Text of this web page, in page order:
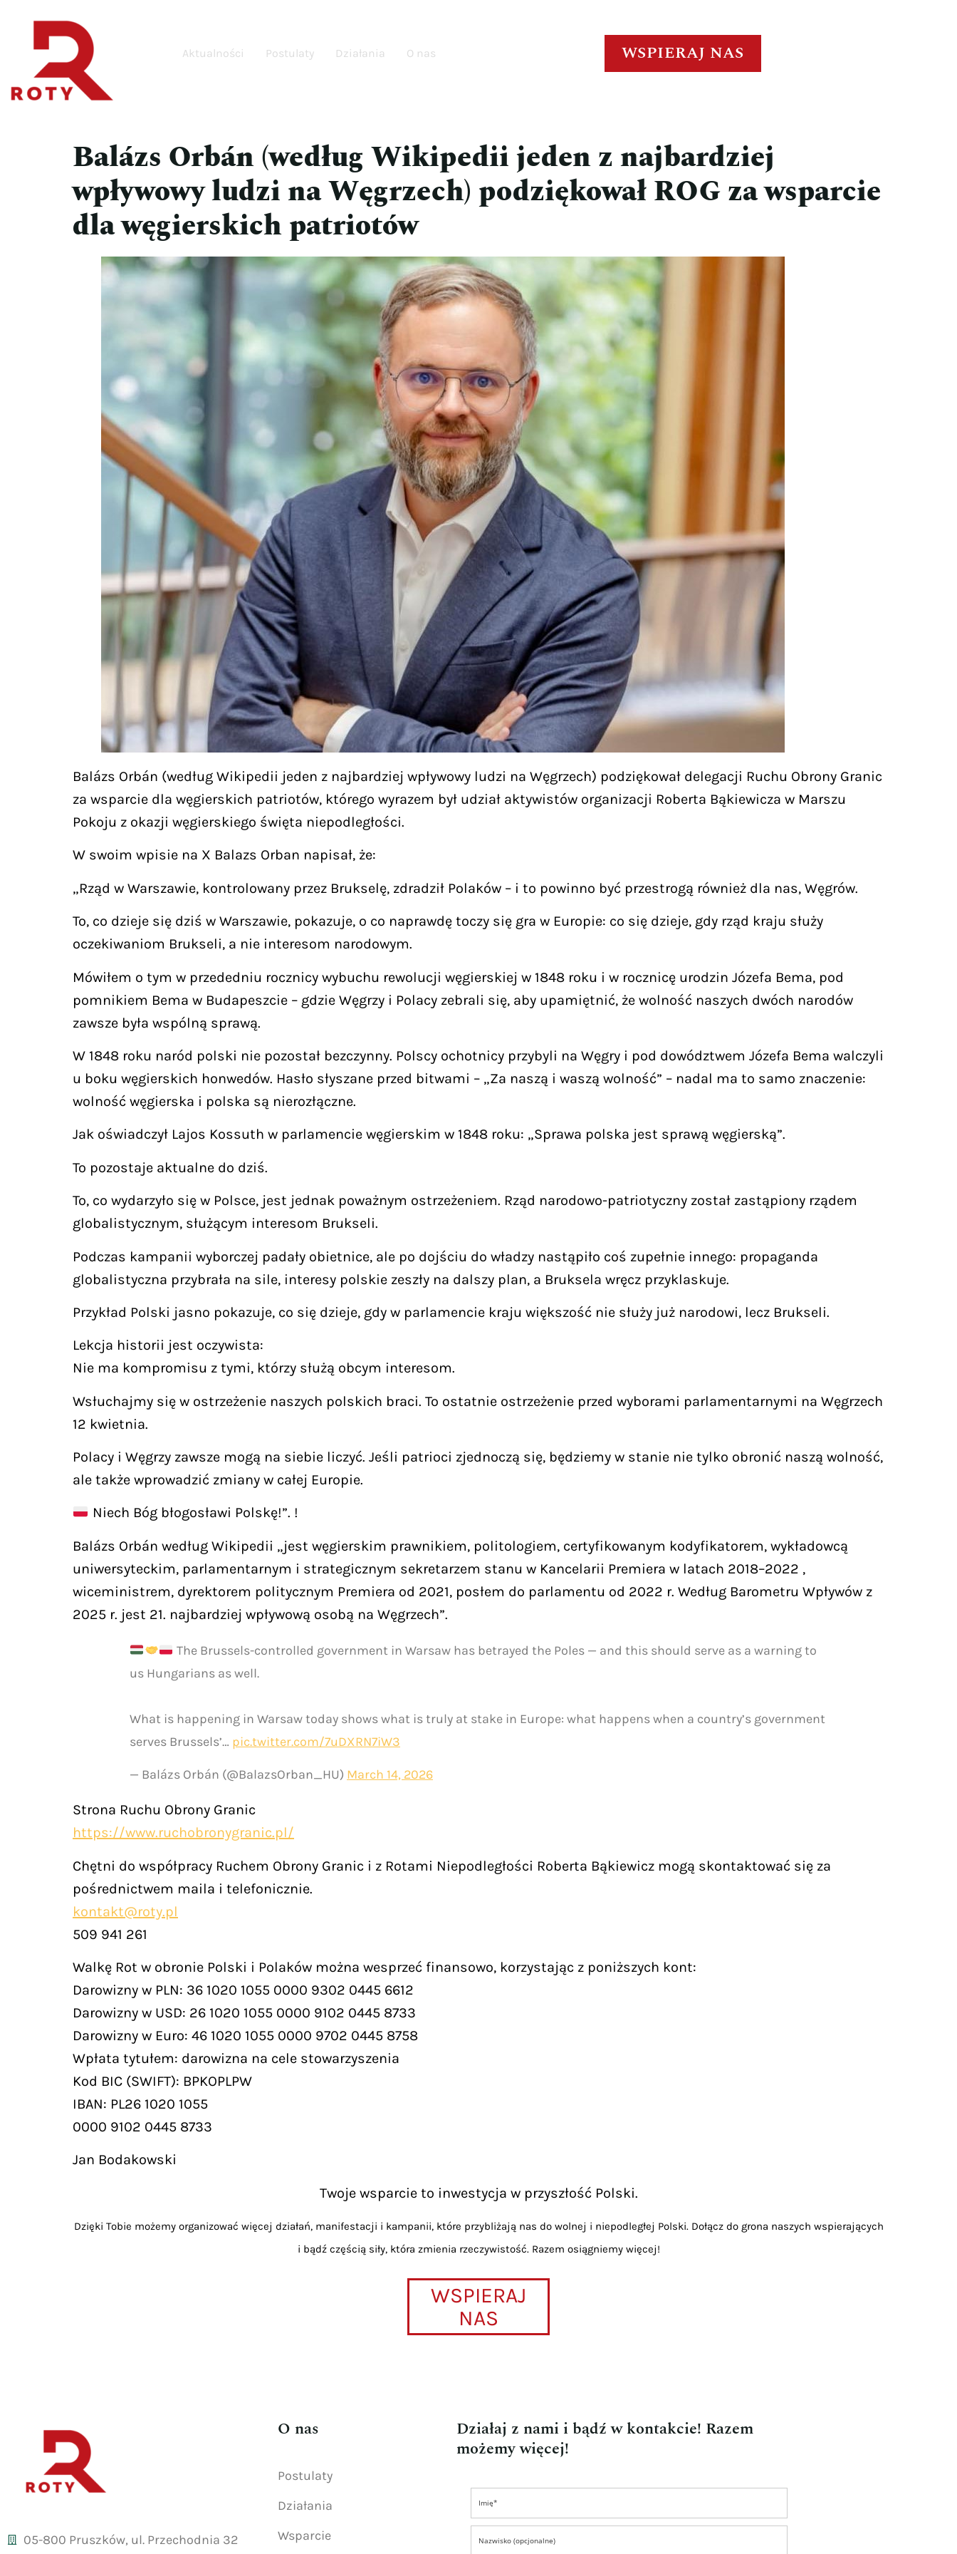
Aktualności Postulaty Działania O nas WSPIERAJ NAS
Balázs Orbán (według Wikipedii jeden z najbardziej
wpływowy ludzi na Węgrzech) podziękował ROG za wsparcie
dla węgierskich patriotów
Balázs Orbán (według Wikipedii jeden z najbardziej wpływowy ludzi na Węgrzech) podziękował delegacji Ruchu Obrony Granic
za wsparcie dla węgierskich patriotów, którego wyrazem był udział aktywistów organizacji Roberta Bąkiewicza w Marszu
Pokoju z okazji węgierskiego święta niepodległości.
W swoim wpisie na X Balazs Orban napisał, że:
„Rząd w Warszawie, kontrolowany przez Brukselę, zdradził Polaków – i to powinno być przestrogą również dla nas, Węgrów.
To, co dzieje się dziś w Warszawie, pokazuje, o co naprawdę toczy się gra w Europie: co się dzieje, gdy rząd kraju służy
oczekiwaniom Brukseli, a nie interesom narodowym.
Mówiłem o tym w przededniu rocznicy wybuchu rewolucji węgierskiej w 1848 roku i w rocznicę urodzin Józefa Bema, pod
pomnikiem Bema w Budapeszcie – gdzie Węgrzy i Polacy zebrali się, aby upamiętnić, że wolność naszych dwóch narodów
zawsze była wspólną sprawą.
W 1848 roku naród polski nie pozostał bezczynny. Polscy ochotnicy przybyli na Węgry i pod dowództwem Józefa Bema walczyli
u boku węgierskich honwedów. Hasło słyszane przed bitwami – „Za naszą i waszą wolność” – nadal ma to samo znaczenie:
wolność węgierska i polska są nierozłączne.
Jak oświadczył Lajos Kossuth w parlamencie węgierskim w 1848 roku: „Sprawa polska jest sprawą węgierską”.
To pozostaje aktualne do dziś.
To, co wydarzyło się w Polsce, jest jednak poważnym ostrzeżeniem. Rząd narodowo-patriotyczny został zastąpiony rządem
globalistycznym, służącym interesom Brukseli.
Podczas kampanii wyborczej padały obietnice, ale po dojściu do władzy nastąpiło coś zupełnie innego: propaganda
globalistyczna przybrała na sile, interesy polskie zeszły na dalszy plan, a Bruksela wręcz przyklaskuje.
Przykład Polski jasno pokazuje, co się dzieje, gdy w parlamencie kraju większość nie służy już narodowi, lecz Brukseli.
Lekcja historii jest oczywista:
Nie ma kompromisu z tymi, którzy służą obcym interesom.
Wsłuchajmy się w ostrzeżenie naszych polskich braci. To ostatnie ostrzeżenie przed wyborami parlamentarnymi na Węgrzech
12 kwietnia.
Polacy i Węgrzy zawsze mogą na siebie liczyć. Jeśli patrioci zjednoczą się, będziemy w stanie nie tylko obronić naszą wolność,
ale także wprowadzić zmiany w całej Europie.
Niech Bóg błogosławi Polskę!”. !
Balázs Orbán według Wikipedii „jest węgierskim prawnikiem, politologiem, certyfikowanym kodyfikatorem, wykładowcą
uniwersyteckim, parlamentarnym i strategicznym sekretarzem stanu w Kancelarii Premiera w latach 2018–2022 ,
wiceministrem, dyrektorem politycznym Premiera od 2021, posłem do parlamentu od 2022 r. Według Barometru Wpływów z
2025 r. jest 21. najbardziej wpływową osobą na Węgrzech”.
The Brussels-controlled government in Warsaw has betrayed the Poles — and this should serve as a warning to
us Hungarians as well.
What is happening in Warsaw today shows what is truly at stake in Europe: what happens when a country’s government
serves Brussels’… pic.twitter.com/7uDXRN7iW3
— Balázs Orbán (@BalazsOrban_HU) March 14, 2026
Strona Ruchu Obrony Granic
https://www.ruchobronygranic.pl/
Chętni do współpracy Ruchem Obrony Granic i z Rotami Niepodległości Roberta Bąkiewicz mogą skontaktować się za
pośrednictwem maila i telefonicznie.
kontakt@roty.pl
509 941 261
Walkę Rot w obronie Polski i Polaków można wesprzeć finansowo, korzystając z poniższych kont:
Darowizny w PLN: 36 1020 1055 0000 9302 0445 6612
Darowizny w USD: 26 1020 1055 0000 9102 0445 8733
Darowizny w Euro: 46 1020 1055 0000 9702 0445 8758
Wpłata tytułem: darowizna na cele stowarzyszenia
Kod BIC (SWIFT): BPKOPLPW
IBAN: PL26 1020 1055
0000 9102 0445 8733
Jan Bodakowski
Twoje wsparcie to inwestycja w przyszłość Polski.
Dzięki Tobie możemy organizować więcej działań, manifestacji i kampanii, które przybliżają nas do wolnej i niepodległej Polski. Dołącz do grona naszych wspierających
i bądź częścią siły, która zmienia rzeczywistość. Razem osiągniemy więcej!
WSPIERAJ
NAS
05-800 Pruszków, ul. Przechodnia 32
O nas
Postulaty
Działania
Wsparcie
Działaj z nami i bądź w kontakcie! Razem
możemy więcej!